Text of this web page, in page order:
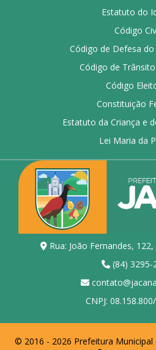
Estatuto do
Código
Código de Defesa
Código de
Código
Constituição
Estatuto da Criança e
Lei Maria da
Rua: João Fernandes, 122,
(84) 3295-
CNPJ:
© 2016 - 2026 Prefeitura Municipal